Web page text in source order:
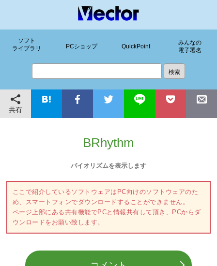
ソフト
ライブラリ
PCショップ QuickPoint
みんなの
電子署名
共有
BRhythm
バイオリズムを表示します
ここで紹介しているソフトウェアはPC向けのソフトウェアのた
め、スマートフォンでダウンロードすることができません。
ページ上部にある共有機能でPCと情報共有して頂き、PCからダ
ウンロードをお願い致します。